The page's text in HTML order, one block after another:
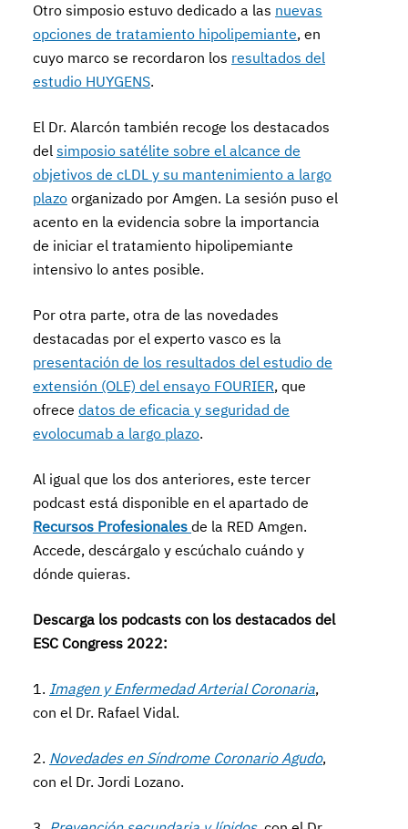
Otro simposio estuvo dedicado a las nuevas
opciones de tratamiento hipolipemiante, en
cuyo marco se recordaron los resultados del
estudio HUYGENS.
El Dr. Alarcón también recoge los destacados
delsimposio satélite sobre el alcance de
objetivos de cLDL y su mantenimiento a largo
plazo organizado por Amgen. La sesión puso el
acento en la evidencia sobre la importancia
de iniciar el tratamiento hipolipemiante
intensivo lo antes posible.
Por otra parte, otra de las novedades
destacadas por el experto vasco es la
presentación de los resultados del estudio de
extensión (OLE) del ensayo FOURIER, que
ofrecedatos de eficacia y seguridad de
evolocumab a largo plazo.
Al igual que los dos anteriores, este tercer
podcast está disponible en el apartado de
Recursos Profesionales de la RED Amgen.
Accede, descárgalo y escúchalo cuándo y
dónde quieras.
Descarga los podcasts con los destacados del
ESC Congress 2022:
1. Imagen y Enfermedad Arterial Coronaria,
con el Dr. Rafael Vidal.
2. Novedades en Síndrome Coronario Agudo,
con el Dr. Jordi Lozano.